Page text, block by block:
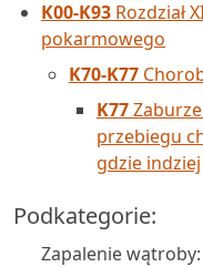
K00-K93 Rozdział
pokarmowego
K70-K77
K77
przebiegu
gdzie indziej
Podkategorie:
Zapalenie wątroby: